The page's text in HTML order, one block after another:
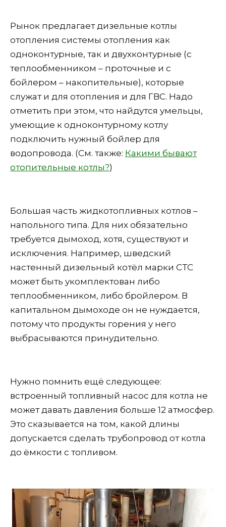
Рынок предлагает дизельные котлы
отопления системы отопления как
одноконтурные, так и двухконтурные (с
теплообменником – проточные и с
бойлером – накопительные), которые
служат и для отопления и для ГВС. Надо
отметить при этом, что найдутся умельцы,
умеющие к одноконтурному котлу
подключить нужный бойлер для
водопровода. (См. также: Какими бывают
отопительные котлы?)
Большая часть жидкотопливных котлов –
напольного типа. Для них обязательно
требуется дымоход, хотя, существуют и
исключения. Например, шведский
настенный дизельный котёл марки СТС
может быть укомплектован либо
теплообменником, либо бройлером. В
капитальном дымоходе он не нуждается,
потому что продукты горения у него
выбрасываются принудительно.
Нужно помнить ещё следующее:
встроенный топливный насос для котла не
может давать давления больше 12 атмосфер.
Это сказывается на том, какой длины
допускается сделать трубопровод от котла
до ёмкости с топливом.